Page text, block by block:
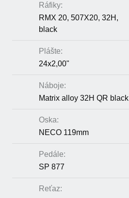
Ráfiky:
RMX 20, 507X20, 32H,
black
Plášte:
24x2,00"
Náboje:
Matrix alloy 32H QR black
Oska:
NECO 119mm
Pedále:
SP 877
Reťaz: